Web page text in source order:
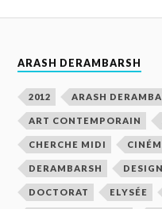
ARASH DERAMBARSH
2012 ARASH
ART CONTEMPORAIN
CHERCHE MIDI
DERAMBARSH DESIGN
DOCTORAT ELYSÉE